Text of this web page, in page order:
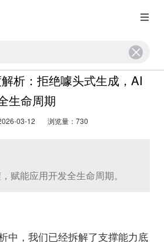
析：拒绝噱头式生成，AI
生命周期
03-12 浏览量：730
赋能应用开发全生命周期。
中，我们已经拆解了支撑能力底